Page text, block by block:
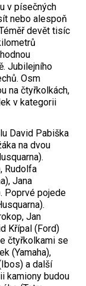
v písečných
nebo alespoň
devět tisíc
Jubilejního
Osm
na čtyřkolkách,
v kategorii
David Pabiška
na dvou
Rudolfa
Jana
Poprvé pojede
Jan
Křípal (Ford)
čtyřkolkami se
(Yamaha),
a další
kamiony budou